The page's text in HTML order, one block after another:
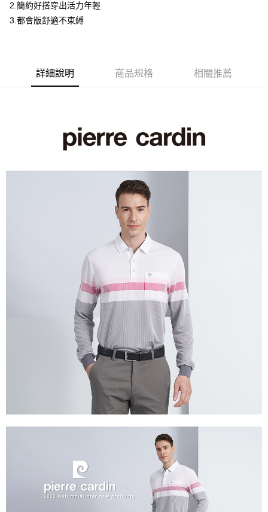
悠遊付
付款後全家取貨
每筆NT$60，滿NT$1,200(含以上)免運費
每筆NT$60，滿NT$1,200(含以上)免運費
每筆NT$60，滿NT$1,200(含以上)免運費
每筆NT$60，滿NT$1,200(含以上)免運費
每筆NT$80，滿NT$1,200(含以上)免運費
每筆NT$80，滿NT$1,200(含以上)免運費
2.簡約好搭穿出活力年輕
3.都會版舒適不束縛
詳細說明 商品規格 相關推薦